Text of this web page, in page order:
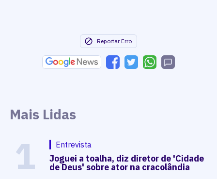
Reportar Erro
Mais Lidas
1 Entrevista
Joguei a toalha, diz diretor de 'Cidade
de Deus' sobre ator na cracolândia